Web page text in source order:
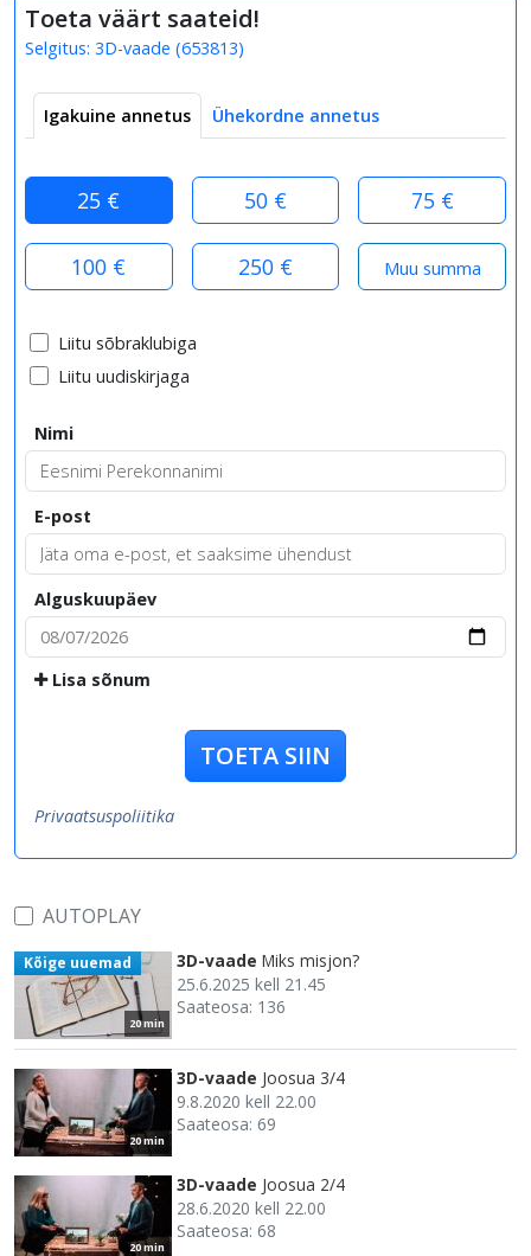
Toeta väärt saateid!
Selgitus: 3D-vaade (653813)
Igakuine annetus Ühekordne annetus
25 € 50 € 75 €
100 € 250 €
Liitu sõbraklubiga
Liitu uudiskirjaga
Nimi
E-post
Alguskuupäev
Lisa sõnum
TOETA SIIN
Privaatsuspoliitika
AUTOPLAY
20 min
Kõige uuemad 3D-vaade Miks misjon?
25.6.2025 kell 21.45
Saateosa: 136
20 min
3D-vaade Joosua 3/4
9.8.2020 kell 22.00
Saateosa: 69
20 min
3D-vaade Joosua 2/4
28.6.2020 kell 22.00
Saateosa: 68